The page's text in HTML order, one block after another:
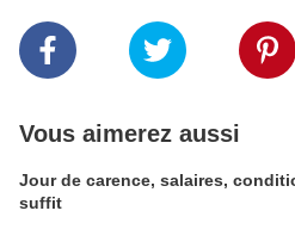
Vous aimerez aussi
Jour de carence, salaires,
suffit